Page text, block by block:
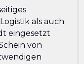
als auch
eingesetzt
von